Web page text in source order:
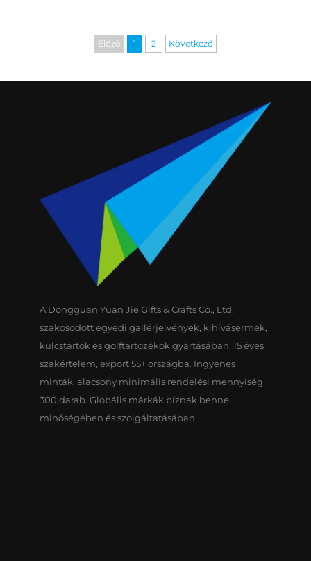
Gomblyuk Tű Hátsó
Bélyeggel
Előző 1 2 Következő
A Dongguan Yuan Jie Gifts & Crafts Co., Ltd.
szakosodott egyedi gallérjelvények, kihívásérmék,
kulcstartók és golftartozékok gyártásában. 15 éves
szakértelem, export 55+ országba. Ingyenes
minták, alacsony minimális rendelési mennyiség
300 darab. Globális márkák bíznak benne
minőségében és szolgáltatásában.